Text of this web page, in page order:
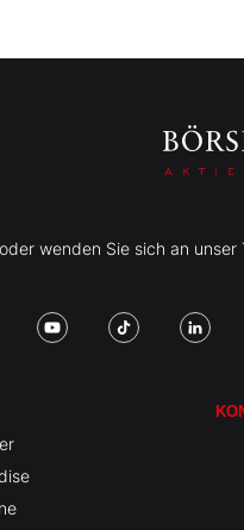
wenden Sie sich an